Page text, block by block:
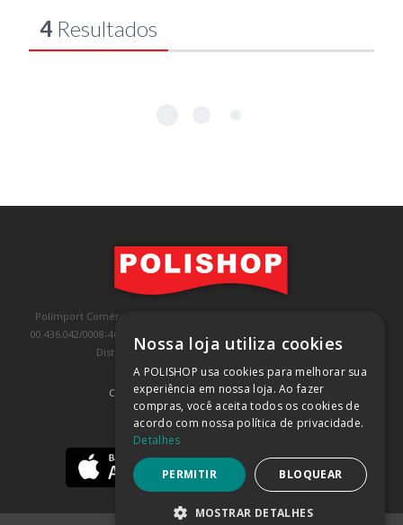
4 Resultados
Polimport Comércio e Exportação LTDA, inscrita no CNPJ/MF sob o nº
00.436.042/0008-46, IE 407.458.707.103, com sede na Rua Kanebo, nº 175,
Distrito Industrial, Jundiaí/SP, CEP: 13213-090
COMPRA 100% SEGURA (SAIBA MAIS)
BAIXE NOSSO APP
Nossa loja utiliza cookies
A POLISHOP usa cookies para melhorar sua
experiência em nossa loja. Ao fazer
compras, você aceita todos os cookies de
acordo com nossa política de privacidade.
Detalhes
PERMITIR BLOQUEAR
MOSTRAR DETALHES